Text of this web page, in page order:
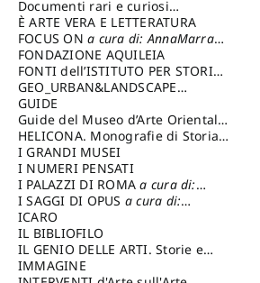
Tecnica del Costuire
Documenti rari e curiosi
dall'Archivio Segreto
È ARTE VERA E LETTERATURA
FOCUS ONa cura di: AnnaMarra
Contemporanea
FONDAZIONE AQUILEIA
FONTI dell’ISTITUTO PER STORIA
DEL RISORGIMENTO
GEO_URBAN&LANDSCAPE
PLANNING (GULP)
Trusiani Elio
GUIDE
Guide del Museo d’Arte Orientale
“Giuseppe Tucci”
HELICONA. Monografie di Storia
dell'Artea cura di: Gallo Marco
I GRANDI MUSEI
I NUMERI PENSATI
I PALAZZI DI ROMAa cura di:
Ippoliti Alessandro
I SAGGI DI OPUS a cura di:
Scalesse Tommaso
ICARO
IL BIBLIOFILO
IL GENIO DELLE ARTI. Storie e
interpretazione
IMMAGINE